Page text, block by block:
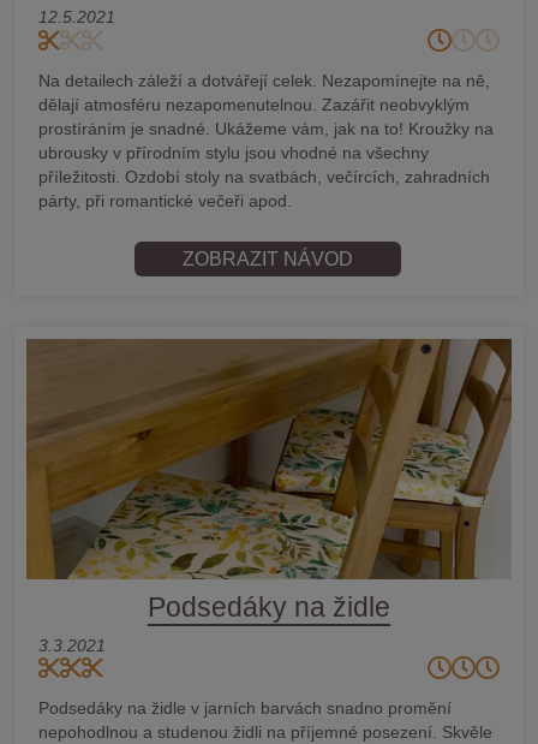
12.5.2021
Na detailech záleží a dotvářejí celek. Nezapomínejte na ně,
dělají atmosféru nezapomenutelnou. Zazářit neobvyklým
prostíráním je snadné. Ukážeme vám, jak na to! Kroužky na
ubrousky v přírodním stylu jsou vhodné na všechny
příležitosti. Ozdobí stoly na svatbách, večírcích, zahradních
párty, při romantické večeři apod.
ZOBRAZIT NÁVOD
Podsedáky na židle
3.3.2021
Podsedáky na židle v jarních barvách snadno promění
nepohodlnou a studenou židli na příjemné posezení. Skvěle